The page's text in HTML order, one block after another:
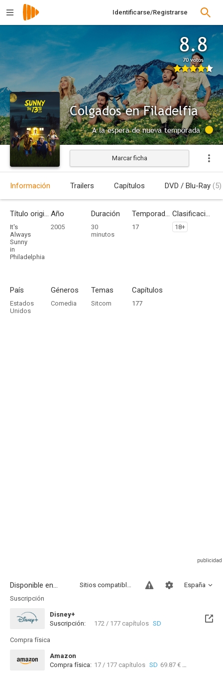
Identificarse/Registrarse
8.8
70 votos
Colgados en Filadelfia
A la espera de nueva temporada
Marcar ficha
Información Trailers Capítulos DVD / Blu-Ray (5)
Título original
It's
Always
Sunny
in
Philadelphia
Año
2005
Duración
30
minutos
Temporadas
17
Clasificación por edades
18+
País
Estados
Unidos
Géneros
Comedia
Temas
Sitcom
Capítulos
177
Disponible en... España
Sitios compatibles
Suscripción
Disney+
Suscripción:
172 / 177 capítulos SD
Compra física
Amazon
Compra física: 17 / 177 capítulos SD 69.87 €